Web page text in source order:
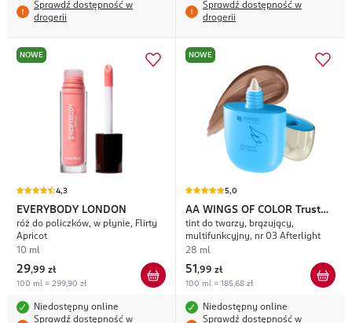
Sprawdź dostępność w
drogerii
Sprawdź dostępność w
drogerii
NOWE
4,3
EVERYBODY LONDON
róż do policzków, w płynie, Flirty
Apricot
10 ml
29,99 zł
100 ml = 299,90 zł
Niedostępny online
Sprawdź dostępność w
NOWE
5,0
AA WINGS OF COLOR Trust
Your Wings
tint do twarzy, brązujący,
multifunkcyjny, nr 03 Afterlight
28 ml
51 ,99 zł
100 ml = 185,68 zł
Niedostępny online
Sprawdź dostępność w